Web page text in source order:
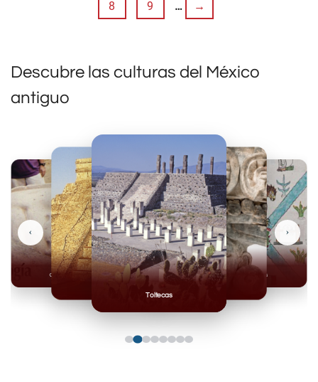
8 9 … →
Descubre las culturas del México
antiguo
Toltecas
Mexicas
Olmecas
‹ ›